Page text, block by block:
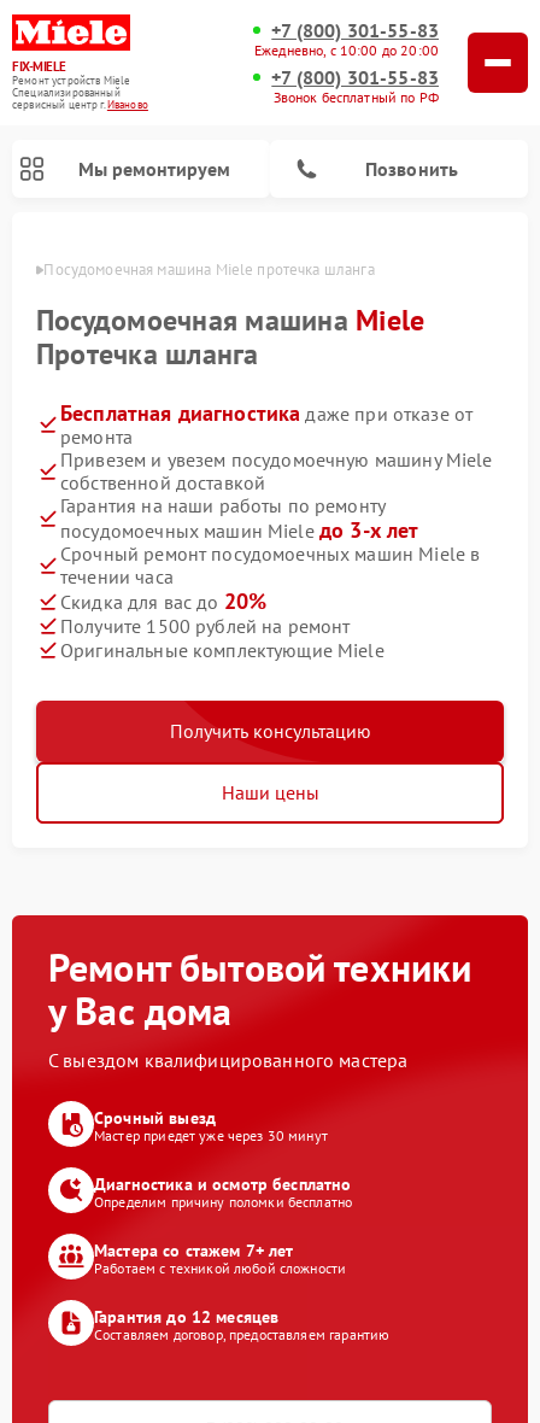
FIX-MIELE
Ремонт устройств Miele
Специализированный
cервисный центр г.Иваново
+7 (800) 301-55-83
Ежедневно, с 10:00 до 20:00
+7 (800) 301-55-83
Звонок бесплатный по РФ
Мы ремонтируем Позвонить
Посудомоечная машина Miele протечка шланга
Посудомоечная машина Miele
Протечка шланга
Бесплатная диагностика даже при отказе от
ремонта
Привезем и увезем посудомоечную машину Miele
собственной доставкой
Гарантия на наши работы по ремонту
посудомоечных машин Miele до 3-х лет
Срочный ремонт посудомоечных машин Miele в
течении часа
Скидка для вас до 20%
Получите 1500 рублей на ремонт
Оригинальные комплектующие Miele
Получить консультацию
Наши цены
Ремонт бытовой техники
у Вас дома
С выездом квалифицированного мастера
Срочный выезд
Мастер приедет уже через 30 минут
Диагностика и осмотр бесплатно
Определим причину поломки бесплатно
Мастера со стажем 7+ лет
Работаем с техникой любой сложности
Гарантия до 12 месяцев
Составляем договор, предоставляем гарантию